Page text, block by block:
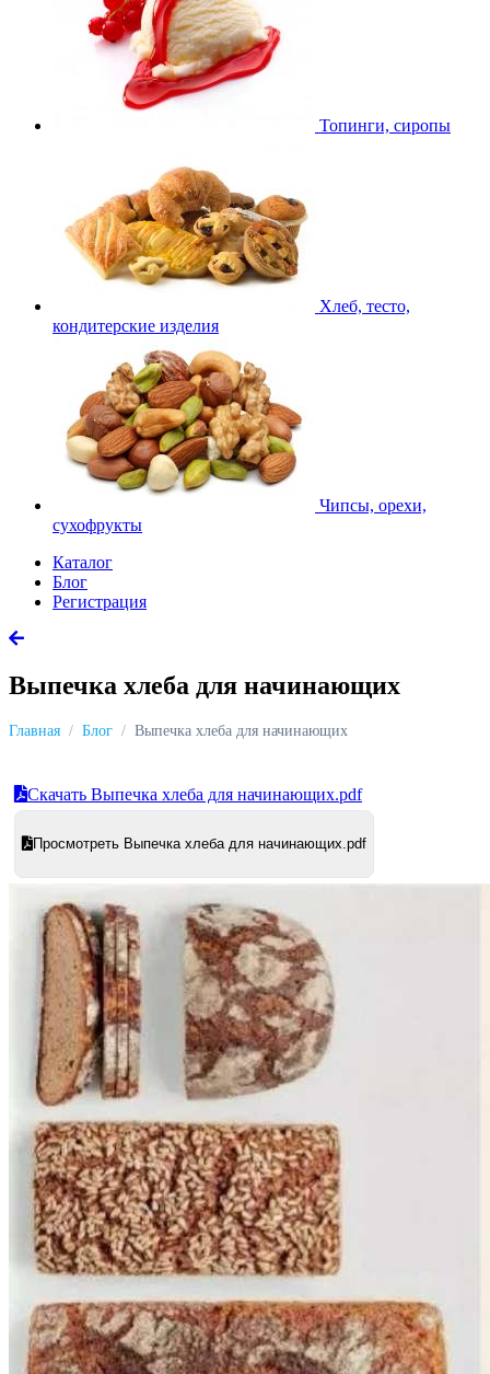
Топинги, сиропы
Хлеб, тесто,
кондитерские изделия
Чипсы, орехи,
сухофрукты
Каталог
Блог
Регистрация
Выпечка хлеба для начинающих
Главная Блог Выпечка хлеба для начинающих
Скачать Выпечка хлеба для начинающих.pdf
Просмотреть Выпечка хлеба для начинающих.pdf